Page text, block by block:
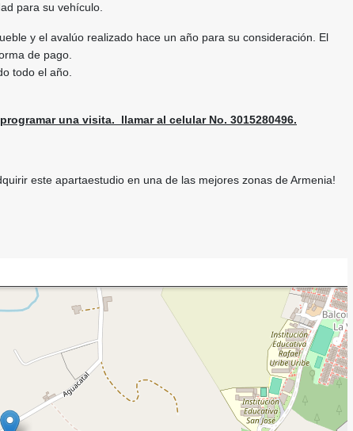
para su vehículo.
y el avalúo realizado hace un año para su consideración. El
de pago.
todo el año.
una visita. llamar al celular No. 3015280496.
este apartaestudio en una de las mejores zonas de Armenia!